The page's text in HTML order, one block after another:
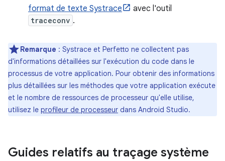
format de texte Systrace
avec l'outil
traceconv .
Remarque : Systrace et Perfetto ne collectent pas
d'informations détaillées sur l'exécution du code dans le
processus de votre application. Pour obtenir des informations
plus détaillées sur les méthodes que votre application exécute
et le nombre de ressources de processeur qu'elle utilise,
utilisez le profileur de processeur dans Android Studio.
Guides relatifs au traçage système